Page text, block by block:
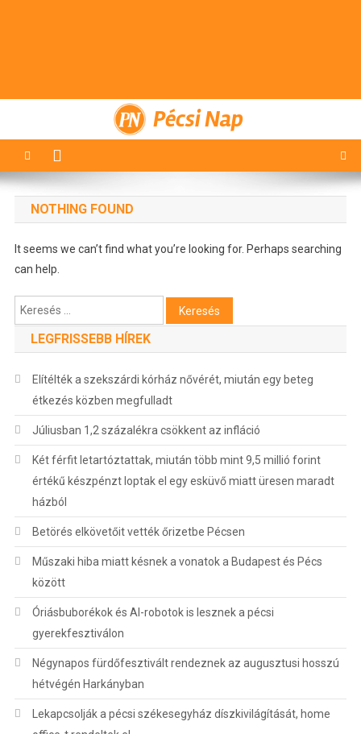
Pécsi Nap
NOTHING FOUND
It seems we can’t find what you’re looking for. Perhaps searching
can help.
Keresés:
LEGFRISSEBB HÍREK
Elítélték a szekszárdi kórház nővérét, miután egy beteg
étkezés közben megfulladt
Júliusban 1,2 százalékra csökkent az infláció
Két férfit letartóztattak, miután több mint 9,5 millió forint
értékű készpénzt loptak el egy esküvő miatt üresen maradt
házból
Betörés elkövetőit vették őrizetbe Pécsen
Műszaki hiba miatt késnek a vonatok a Budapest és Pécs
között
Óriásbuborékok és AI-robotok is lesznek a pécsi
gyerekfesztiválon
Négynapos fürdőfesztivált rendeznek az augusztusi hosszú
hétvégén Harkányban
Lekapcsolják a pécsi székesegyház díszkivilágítását, home